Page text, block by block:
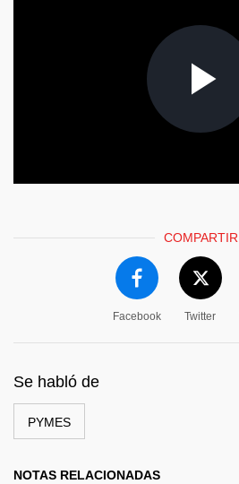
COMPARTIR
Facebook Twitter
Se habló de
PYMES
NOTAS RELACIONADAS